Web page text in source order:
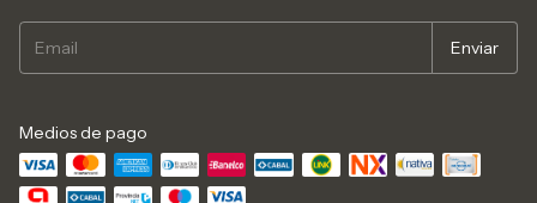
Medios de pago